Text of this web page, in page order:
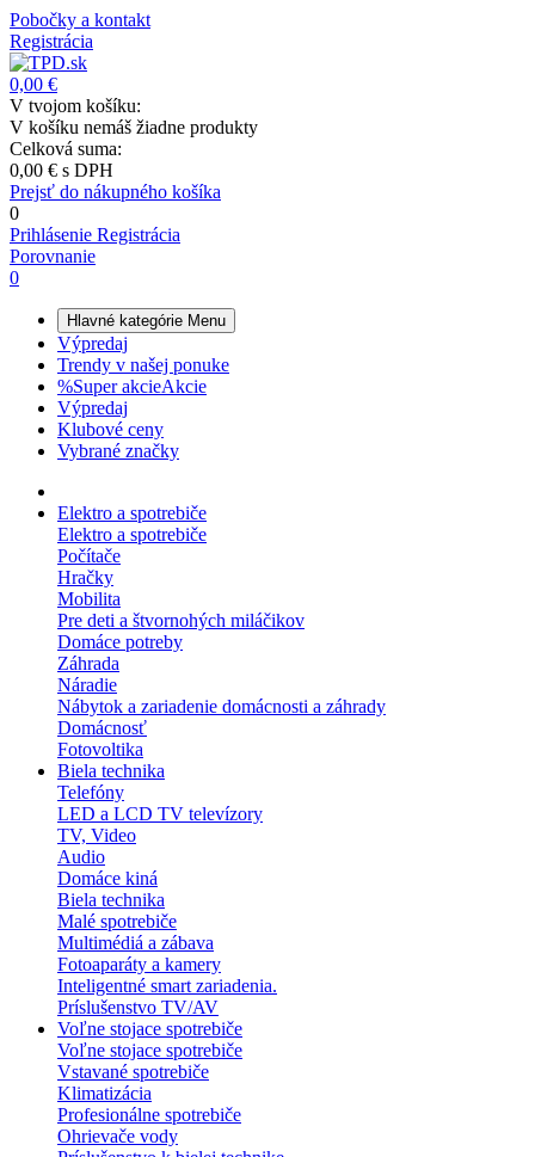
Pobočky a kontakt
Registrácia
0,00 €
V tvojom košíku:
V košíku nemáš žiadne produkty
Celková suma:
0,00 € s DPH
Prejsť do nákupného košíka
0
Prihlásenie Registrácia
Porovnanie
0
Hlavné kategórie Menu
Výpredaj
Trendy v našej ponuke
%Super akcieAkcie
Výpredaj
Klubové ceny
Vybrané značky
Elektro a spotrebiče
Elektro a spotrebiče
Počítače
Hračky
Mobilita
Pre deti a štvornohých miláčikov
Domáce potreby
Záhrada
Náradie
Nábytok a zariadenie domácnosti a záhrady
Domácnosť
Fotovoltika
Biela technika
Telefóny
LED a LCD TV televízory
TV, Video
Audio
Domáce kiná
Biela technika
Malé spotrebiče
Multimédiá a zábava
Fotoaparáty a kamery
Inteligentné smart zariadenia.
Príslušenstvo TV/AV
Voľne stojace spotrebiče
Voľne stojace spotrebiče
Vstavané spotrebiče
Klimatizácia
Profesionálne spotrebiče
Ohrievače vody